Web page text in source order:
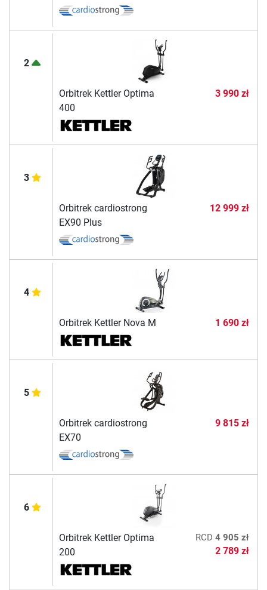
2
Orbitrek Kettler Optima
400
3 990 zł
3
Orbitrek cardiostrong
EX90 Plus
12 999 zł
4
Orbitrek Kettler Nova M 1 690 zł
5
Orbitrek cardiostrong
EX70
9 815 zł
6
Orbitrek Kettler Optima
200
RCD 4 905 zł
2 789 zł